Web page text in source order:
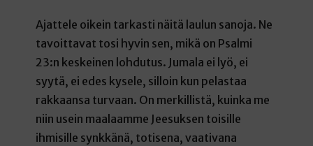
Ajattele oikein tarkasti näitä laulun sanoja. Ne
tavoittavat tosi hyvin sen, mikä on Psalmi
23:n keskeinen lohdutus. Jumala ei lyö, ei
syytä, ei edes kysele, silloin kun pelastaa
rakkaansa turvaan. On merkillistä, kuinka me
niin usein maalaamme Jeesuksen toisille
ihmisille synkkänä, totisena, vaativana